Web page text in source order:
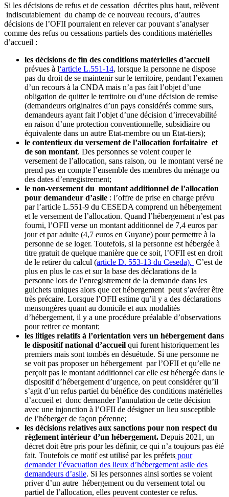
Si les décisions de refus et de cessation décrites plus haut, relèvent
indiscutablement du champ de ce nouveau recours, d’autres
décisions de l’OFII pourraient en relever car pouvant s’analyser
comme des refus ou cessations partiels des conditions matérielles
d’accueil :
les décisions de fin des conditions matérielles d’accueil
prévues à l‘article L.551-14, lorsque la personne ne dispose
pas du droit de se maintenir sur le territoire, pendant l’examen
d’un recours à la CNDA mais n’a pas fait l’objet d’une
obligation de quitter le territoire ou d’une décision de remise
(demandeurs originaires d’un pays considérés comme surs,
demandeurs ayant fait l’objet d’une décision d’irrecevabilité
en raison d’une protection conventionnelle, subsidiaire ou
équivalente dans un autre Etat-membre ou un Etat-tiers);
le contentieux du versement de l’allocation forfaitaire et
de son montant. Des personnes se voient couper le
versement de l’allocation, sans raison, ou le montant versé ne
prend pas en compte l’ensemble des membres du ménage ou
des dates d’enregistrement;
le non-versement du montant additionnel de l’allocation
pour demandeur d’asile : l’offre de prise en charge prévu
par l’article L.551-9 du CESEDA comprend un hébergement
et le versement de l’allocation. Quand l’hébergement n’est pas
fourni, l’OFII verse un montant additionnel de 7,4 euros par
jour et par adulte (4,7 euros en Guyane) pour permettre à la
personne de se loger. Toutefois, si la personne est hébergée à
titre gratuit de quelque manière que ce soit, l’OFII est en droit
de le retirer du calcul (article D. 553-13 du Ceseda). C’est de
plus en plus le cas et sur la base des déclarations de la
personne lors de l’enregistrement de la demande dans les
guichets uniques alors que cet hébergement peut s’avérer être
très précaire. Lorsque l’OFII estime qu’il y a des déclarations
mensongères quant au domicile et aux modalités
d’hébergement, il y a une procédure préalable d’observations
pour retirer ce montant;
les litiges relatifs à l’orientation vers un hébergement dans
le dispositif national d’accueil qui furent historiquement les
premiers mais sont tombés en désuétude. Si une personne ne
se voit pas proposer un hébergement par l’OFII et qu’elle ne
perçoit pas le montant additionnel car elle est hébergée dans le
dispositif d’hébergement d’urgence, on peut considérer qu’il
s’agit d’un refus partiel du bénéfice des conditions matérielles
d’accueil et donc demander l’annulation de cette décision
avec une injonction à l’OFII de désigner un lieu susceptible
de l’héberger de façon pérenne;
les décisions relatives aux sanctions pour non respect du
règlement intérieur d’un hébergement. Depuis 2021, un
décret doit être pris pour les définir, ce qui n’a toujours pas été
fait. Toutefois ce motif est utilisé par les préfets pour
demander l’évacuation des lieux d’hébergement asile des
demandeurs d’asile. Si les personnes ainsi sorties se voient
priver d’un autre hébergement ou du versement total ou
partiel de l’allocation, elles peuvent contester ce refus.